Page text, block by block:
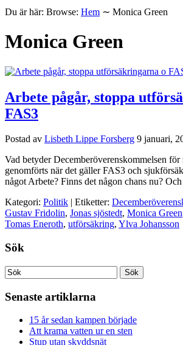
Du är här: Browse: Hem ∼ Monica Green
Monica Green
Arbete pågår, stoppa
FAS3
Postad av Lisbeth Lippe Forsberg 9 januari,
Vad betyder Decemberöverenskommelsen
genomförts när det gäller FAS3 och
något Arbete? Finns det någon chans nu?
Kategori: Politik | Etiketter:
Gustav Fridolin, Jonas sjöstedt, Monica Green
Tomas Eneroth, utförsäkring, Ylva Johansson
Sök
Senaste artiklarna
15 år sedan kampen började
Att krama vatten ur en sten
Stup utan skyddsnät